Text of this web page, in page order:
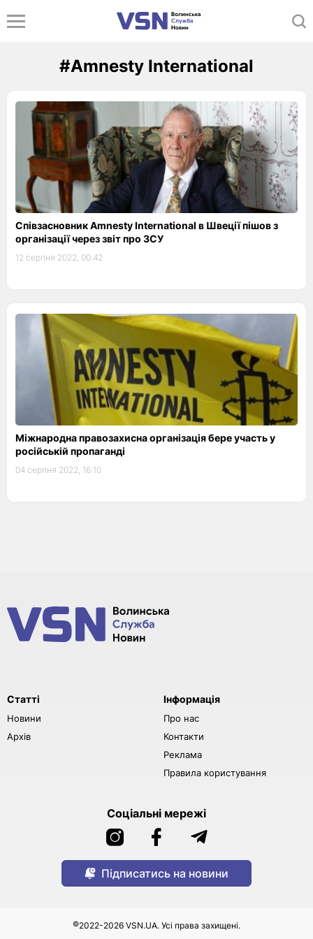
#Amnesty International
Співзасновник Amnesty International в Швеції пішов з
організації через звіт про ЗСУ
12 серпня 2022, 00:42
Міжнародна правозахисна організація бере участь у
російській пропаганді
04 серпня 2022, 16:10
Статті
Новини
Архів
Інформація
Про нас
Контакти
Реклама
Правила користування
Соціальні мережі
Підписатись на новини
©2022-2026 VSN.UA. Усі права захищені.